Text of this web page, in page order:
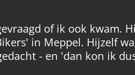
of ik ook kwam.
in Meppel. Hijzelf
- en 'dan kon ik